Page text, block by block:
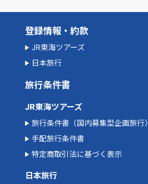
登録情報・約款
JR東海ツアーズ
日本旅行
旅行条件書
JR東海ツアーズ
旅行条件書（国内募集型企画旅行）
手配旅行条件書
特定商取引法に基づく表示
日本旅行